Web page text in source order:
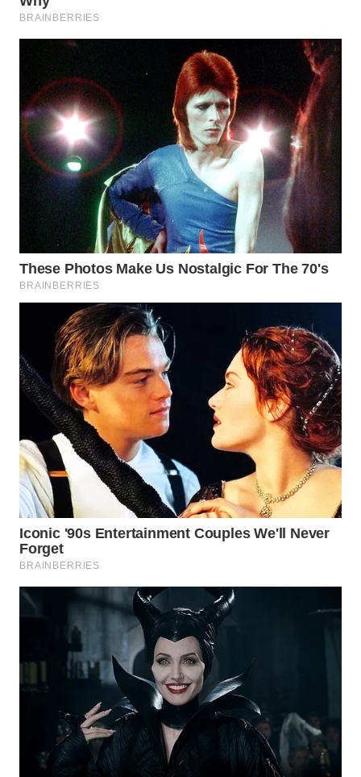
WN
CIREBON
WN
INDRAMAYU
WN
KUNINGAN
WN
MAJALENGKA
WN
SUBANG
WN
SUKABUMI
WN
PURWAKARTA
WN
PRIANGAN
TIMUR
WN
SEMARANG
WN
WN
SURABAYA